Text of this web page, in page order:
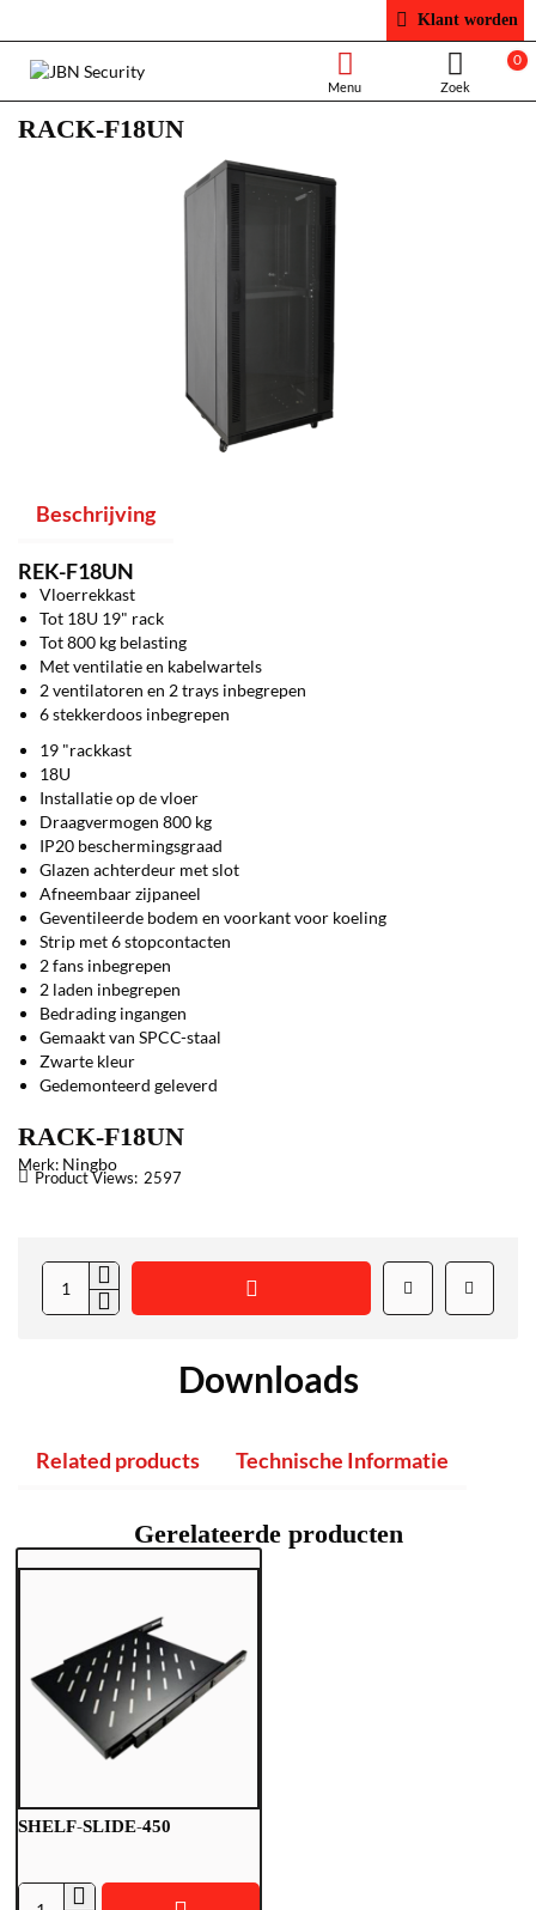
Klant worden
0
RACK-F18UN
Beschrijving
REK-F18UN
Vloerrekkast
Tot 18U 19" rack
Tot 800 kg belasting
Met ventilatie en kabelwartels
2 ventilatoren en 2 trays inbegrepen
6 stekkerdoos inbegrepen
19 "rackkast
18U
Installatie op de vloer
Draagvermogen 800 kg
IP20 beschermingsgraad
Glazen achterdeur met slot
Afneembaar zijpaneel
Geventileerde bodem en voorkant voor koeling
Strip met 6 stopcontacten
2 fans inbegrepen
2 laden inbegrepen
Bedrading ingangen
Gemaakt van SPCC-staal
Zwarte kleur
Gedemonteerd geleverd
RACK-F18UN
Merk: Ningbo
Product Views: 2597
Downloads
Related products Technische Informatie
Gerelateerde producten
SHELF-SLIDE-450